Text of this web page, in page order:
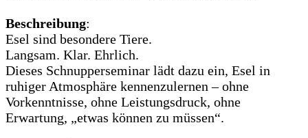
Beschreibung:
Esel sind besondere Tiere.
Langsam. Klar. Ehrlich.
Dieses Schnupperseminar lädt dazu ein, Esel in
ruhiger Atmosphäre kennenzulernen – ohne
Vorkenntnisse, ohne Leistungsdruck, ohne
Erwartung, „etwas können zu müssen“.